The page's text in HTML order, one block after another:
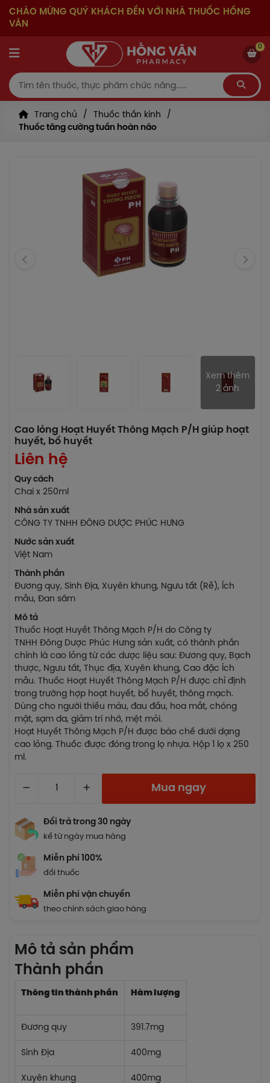
CHÀO MỪNG QUÝ KHÁCH ĐẾN VỚI NHÀ THUỐC HỒNG
VÂN
0
Trang chủ
Thuốc thần kinh
Thuốc tăng cường tuần hoàn não
Xem thêm
2 ảnh
Cao lỏng Hoạt Huyết Thông Mạch P/H giúp hoạt
huyết, bổ huyết
Liên hệ
Quy cách
Chai x 250ml
Nhà sản xuất
CÔNG TY TNHH ĐÔNG DƯỢC PHÚC HƯNG
Nước sản xuất
Việt Nam
Thành phần
Đương quy, Sinh Địa, Xuyên khung, Ngưu tất (Rễ), Ích
mẫu, Đan sâm
Mô tả
Thuốc Hoạt Huyết Thông Mạch P/H do Công ty
TNHH Đông Dược Phúc Hưng sản xuất, có thành phần
chính là cao lỏng từ các dược liệu sau: Đương quy, Bạch
thược, Ngưu tất, Thục địa, Xuyên khung, Cao đặc Ích
mẫu. Thuốc Hoạt Huyết Thông Mạch P/H được chỉ định
trong trường hợp hoạt huyết, bổ huyết, thông mạch.
Dùng cho người thiếu máu, đau đầu, hoa mắt, chóng
mặt, sạm da, giảm trí nhớ, mệt mỏi.
Hoạt Huyết Thông Mạch P/H được bào chế dưới dạng
cao lỏng. Thuốc được đóng trong lọ nhựa. Hộp 1 lọ x 250
ml.
– + Mua ngay
Đổi trả trong 30 ngày
kể từ ngày mua hàng
Miễn phí 100%
đổi thuốc
Miễn phí vận chuyển
theo chính sách giao hàng
Mô tả sản phẩm
Thành phần
Thông tin thành phần Hàm lượng
Đương quy 391.7mg
Sinh Địa 400mg
Xuyên khung 400mg